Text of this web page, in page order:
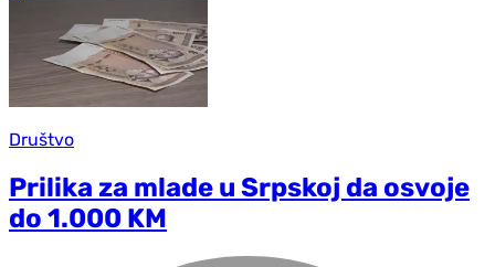
Društvo
Prilika za mlade u Srpskoj da osvoje
do 1.000 KM